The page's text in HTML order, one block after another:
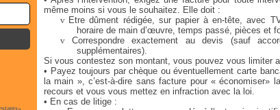
même moins si vous le souhaitez. Elle doit :
v Etre dûment rédigée, sur papier à en-tête, avec
horaire de main d’œuvre, temps passé, pièces et
v
Correspondre exactement au devis (sauf
supplémentaires).
Si vous contestez son montant, vous pouvez vous limiter
• Payez toujours par chèque ou éventuellement carte
la main », c’est-à-dire sans facture pour «
recours et vous vous mettez en infraction avec la loi.
• En cas de litige :